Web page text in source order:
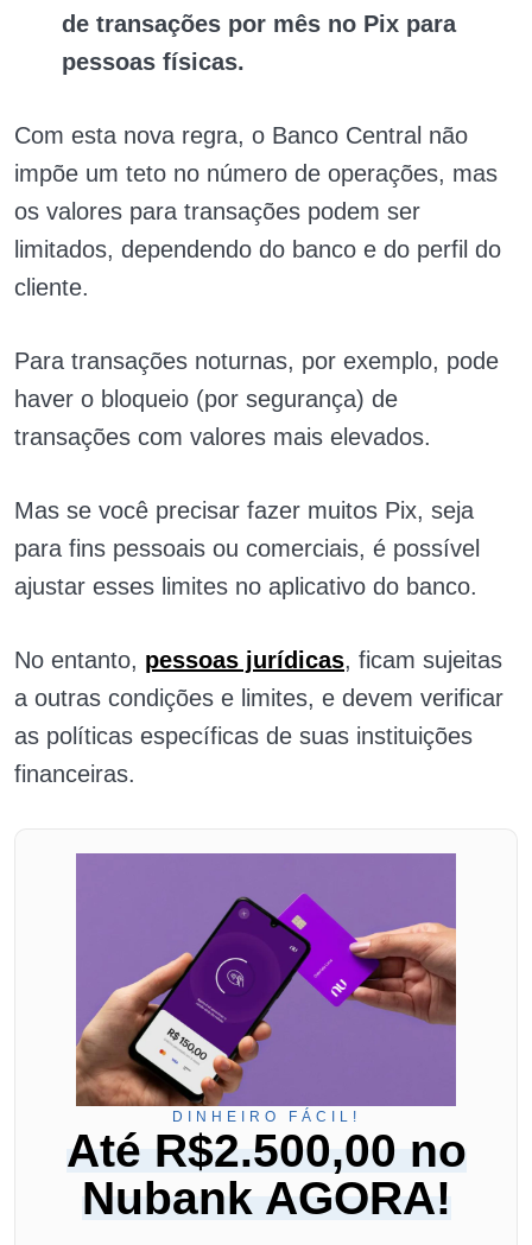
de transações por mês no Pix para
pessoas físicas.
Com esta nova regra, o Banco Central não
impõe um teto no número de operações, mas
os valores para transações podem ser
limitados, dependendo do banco e do perfil do
cliente.
Para transações noturnas, por exemplo, pode
haver o bloqueio (por segurança) de
transações com valores mais elevados.
Mas se você precisar fazer muitos Pix, seja
para fins pessoais ou comerciais, é possível
ajustar esses limites no aplicativo do banco.
No entanto, pessoas jurídicas, ficam sujeitas
a outras condições e limites, e devem verificar
as políticas específicas de suas instituições
financeiras.
DINHEIRO FÁCIL!
Até R$2.500,00 no
Nubank AGORA!